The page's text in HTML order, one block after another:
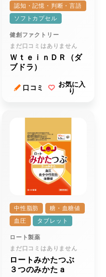
認知・記憶・判断・言語
ソフトカプセル
健創ファクトリー
まだ口コミはありません
ＷｔｅｉｎＤＲ（ダ
ブドラ）
口コミ
お気に入
り
中性脂肪
糖・血糖値
血圧
タブレット
ロート製薬
まだ口コミはありません
ロートみかたつぶ
３つのみかたａ